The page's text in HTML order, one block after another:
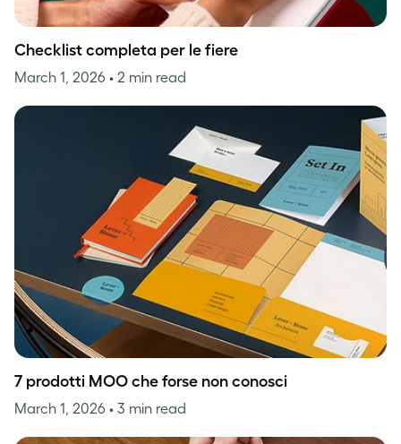
Checklist completa per le fiere
March 1, 2026 • 2 min read
7 prodotti MOO che forse non conosci
March 1, 2026 • 3 min read